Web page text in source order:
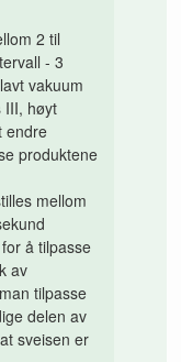
2 til
- 3
vakuum
III, høyt
endre
produktene
mellom
å tilpasse
av
tilpasse
delen av
sveisen er